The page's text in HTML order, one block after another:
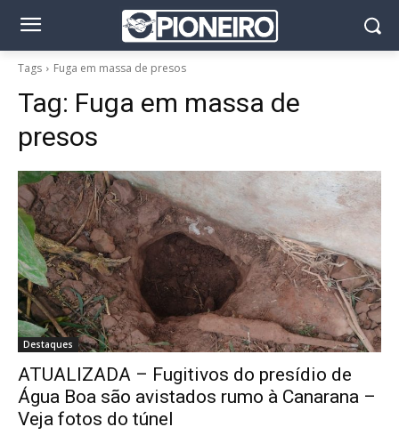
Tags Fuga em massa de presos
Tag: Fuga em massa de
presos
Destaques
ATUALIZADA – Fugitivos do presídio de
Água Boa são avistados rumo à Canarana –
Veja fotos do túnel